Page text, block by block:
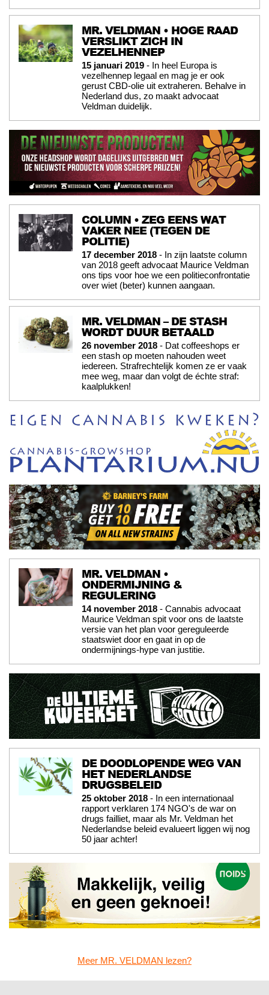
MR. VELDMAN • HOGE RAAD
VERSLIKT ZICH IN
VEZELHENNEP
15 januari 2019 - In heel Europa is
vezelhennep legaal en mag je er ook
gerust CBD-olie uit extraheren. Behalve in
Nederland dus, zo maakt advocaat
Veldman duidelijk.
COLUMN • ZEG EENS WAT
VAKER NEE (TEGEN DE
POLITIE)
17 december 2018 - In zijn laatste column
van 2018 geeft advocaat Maurice Veldman
ons tips voor hoe we een politieconfrontatie
over wiet (beter) kunnen aangaan.
MR. VELDMAN – DE STASH
WORDT DUUR BETAALD
26 november 2018 - Dat coffeeshops er
een stash op moeten nahouden weet
iedereen. Strafrechtelijk komen ze er vaak
mee weg, maar dan volgt de échte straf:
kaalplukken!
MR. VELDMAN •
ONDERMIJNING &
REGULERING
14 november 2018 - Cannabis advocaat
Maurice Veldman spit voor ons de laatste
versie van het plan voor gereguleerde
staatswiet door en gaat in op de
ondermijnings-hype van justitie.
DE DOODLOPENDE WEG VAN
HET NEDERLANDSE
DRUGSBELEID
25 oktober 2018 - In een internationaal
rapport verklaren 174 NGO's de war on
drugs failliet, maar als Mr. Veldman het
Nederlandse beleid evalueert liggen wij nog
50 jaar achter!
Meer MR. VELDMAN lezen?